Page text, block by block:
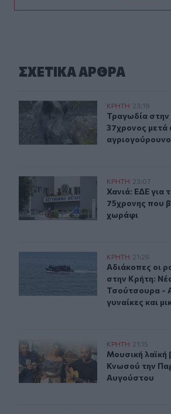
ΣΧΕΤΙΚA AΡΘΡΑ
Τραγωδία στην Εύβοια: Νεκρός
ΚΡΗΤΗ 23:19
Τραγωδία
Τραγωδία στην
37χρονος μετά
αγριογούρουνο
Χανιά: ΕΔΕ για την υπόθεση της
ΚΡΗΤΗ 23:07
Χανιά: ΕΔΕ
Χανιά: ΕΔΕ για
75χρονης που
χωράφι
Αδιάκοπες οι ροές μεταναστών
ΚΡΗΤΗ 21:26
Αδιάκοπες οι
Αδιάκοπες οι
στην Κρήτη:
Τσούτσουρα -
γυναίκες και
Μουσική λαϊκή βραδιά στο
ΚΡΗΤΗ 21:15
Μουσική
Μουσική λαϊκή
Κνωσού την
Αυγούστου